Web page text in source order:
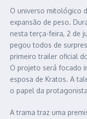
O universo mitológico
expansão de peso.
nesta terça-feira, 2 de
pegou todos de
primeiro trailer oficial
O projeto será focado
esposa de Kratos. A
o papel da
A trama traz uma